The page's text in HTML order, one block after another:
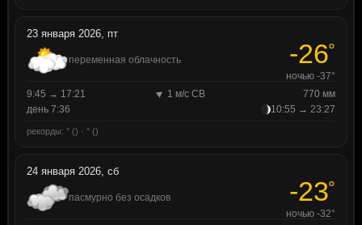
23 января 2026, пт
переменная облачность -26°
ночью -37°
9:45 → 17:21
1 м/с СВ
770 мм
день 7:36
10:55 → 23:27
рекорды: ° () · ° ()
24 января 2026, сб
пасмурно без осадков -23°
ночью -32°